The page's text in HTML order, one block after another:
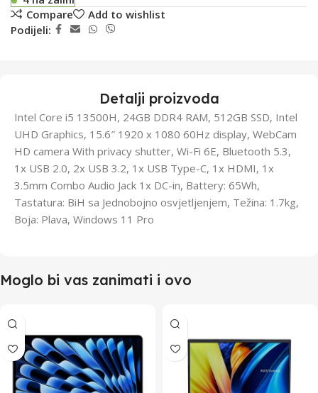
Compare
Add to wishlist
Podijeli:
Detalji proizvoda
Intel Core i5 13500H, 24GB DDR4 RAM, 512GB SSD, Intel
UHD Graphics, 15.6″ 1920 x 1080 60Hz display, WebCam
HD camera With privacy shutter, Wi-Fi 6E, Bluetooth 5.3,
1x USB 2.0, 2x USB 3.2, 1x USB Type-C, 1x HDMI, 1x
3.5mm Combo Audio Jack 1x DC-in, Battery: 65Wh,
Tastatura: BiH sa Jednobojno osvjetljenjem, Težina: 1.7kg,
Boja: Plava, Windows 11 Pro
Moglo bi vas zanimati i ovo